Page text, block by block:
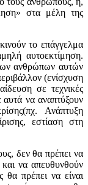
στα μέλη της
το επάγγελμα
αυτοεκτίμηση.
ανθρώπων αυτών
(ενίσχυση
σε τεχνικές
αυτά να αναπτύξουν
Ανάπτυξη
εστίαση στη
δεν θα πρέπει να
να απευθυνθούν
θα πρέπει να είναι